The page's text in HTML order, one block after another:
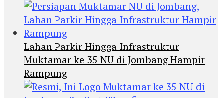
Lahan Parkir Hingga Infrastruktur
Muktamar ke 35 NU di Jombang Hampir
Rampung